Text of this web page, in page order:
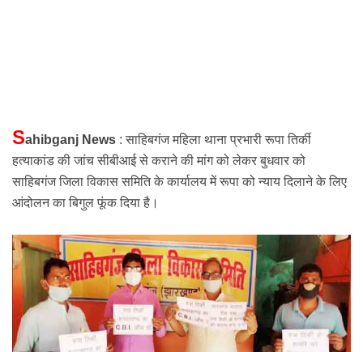
Sahibganj News : साहिबगंज महिला थाना प्रभारीरूपा तिर्की
हत्याकांडकी जांच सीबीआई से कराने की मांग को लेकर बुधवार को
साहिबगंज जिलाविकास समिति के कार्यालय में रूपा को न्याय दिलाने के लिए
आंदोलन का बिगुल फूंक दिया है।